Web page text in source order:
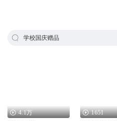
学校国庆赠品
4.1万 1651